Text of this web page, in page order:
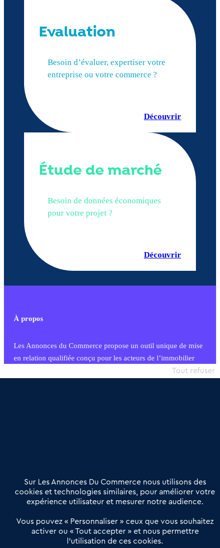
Evaluation
Besoin d’évaluer, expertiser votre
entreprise ou votre commerce ?
Découvrir
Étude de marché
Besoin de données économiques
pour votre projet ?
Découvrir
À propos
Les Annonces du Commerce propose un outil unique de mise
en relation qualifiée conçu pour les acteurs de l’immobilier
commercial et les collectivités territoriales, simple et intégrant
Offres Pro
Actualités
Qui sommes nous ?
Derniers articles
Réseau 3C : un partenaire national dédié aux transactions
Sur Les Annonces Du Commerce nous utilisons des
cookies et technologies similaires, pour améliorer votre
expérience utilisateur et mesurer notre audience.
Vous pouvez « Personnaliser » ceux que vous souhaitez
activer ou « Tout accepter » et nous permettre
l’utilisation de ces cookies.
Tout refuser